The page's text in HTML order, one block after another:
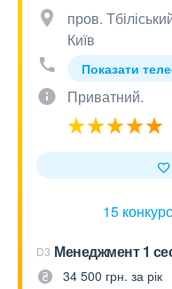
пров.
Київ
Показати
Приватний.
15
D3 Менеджмент 1
34 500 грн. за рік